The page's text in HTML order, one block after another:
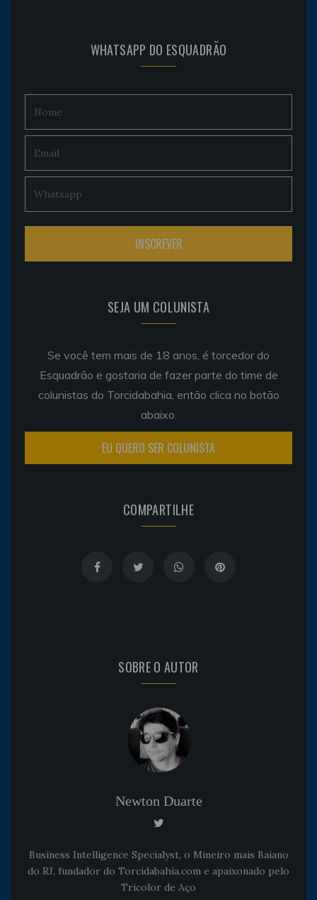
WHATSAPP DO ESQUADRÃO
SEJA UM COLUNISTA
Se você tem mais de 18 anos, é torcedor do
Esquadrão e gostaria de fazer parte do time de
colunistas do Torcidabahia, então clica no botão
abaixo.
EU QUERO SER COLUNISTA
COMPARTILHE
SOBRE O AUTOR
Newton Duarte
Business Intelligence Specialyst, o Mineiro mais Baiano
do RJ, fundador do Torcidabahia.com e apaixonado pelo
Tricolor de Aço